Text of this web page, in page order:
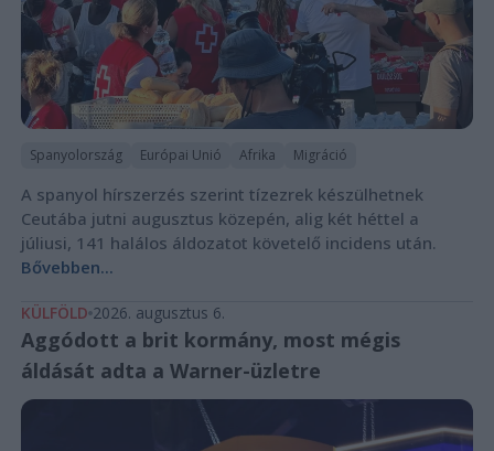
Spanyolország Európai Unió Afrika Migráció
A spanyol hírszerzés szerint tízezrek készülhetnek
Ceutába jutni augusztus közepén, alig két héttel a
júliusi, 141 halálos áldozatot követelő incidens után.
Bővebben...
KÜLFÖLD 2026. augusztus 6.
Aggódott a brit kormány, most mégis
áldását adta a Warner-üzletre